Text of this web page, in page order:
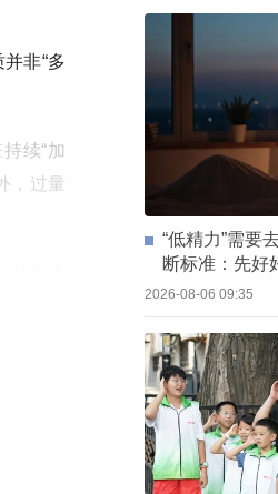
非“多
续“加
，过量
高蛋
“低精力”需要
断标准：先好
2026-08-06 09:35